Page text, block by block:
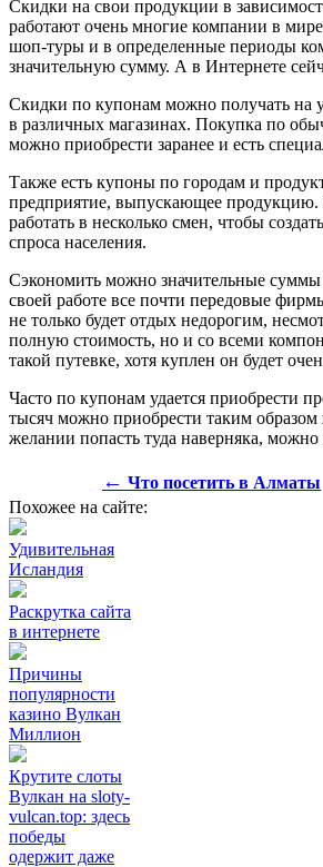
Скидки на свои продукции в
работают очень многие компании в
шоп-туры и в определенные периоды
значительную сумму. А в Интернете
Скидки по купонам можно получать на
в различных магазинах. Покупка по
можно приобрести заранее и есть
Также есть купоны по городам и
предприятие, выпускающее
работать в несколько смен, чтобы
спроса населения.
Сэкономить можно значительные
своей работе все почти передовые
не только будет отдых недорогим,
полную стоимость, но и со всеми
такой путевке, хотя куплен он будет
Часто по купонам удается приобрести
тысяч можно приобрести таким
желании попасть туда наверняка, можно
← Что посетить в Алматы
Похожее на сайте:
Удивительная
Исландия
Раскрутка сайта
в интернете
Причины
популярности
казино Вулкан
Миллион
Крутите слоты
Вулкан на sloty-
vulcan.top: здесь
победы
одержит даже